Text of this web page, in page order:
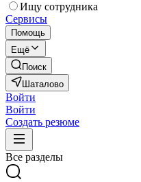
Ищу сотрудника
Сервисы
Помощь
Ещё
Поиск
Шаталово
Войти
Войти
Создать резюме
Все разделы